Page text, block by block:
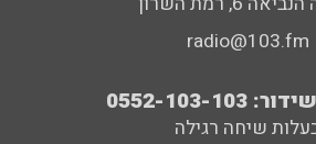
radio@103.fm
103-103
שיחה רגילה